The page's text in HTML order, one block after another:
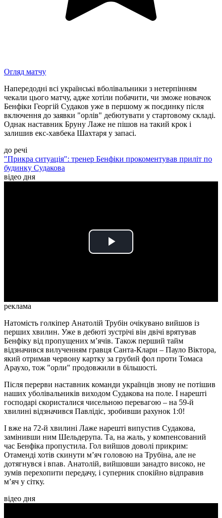
Огляд матчу
Напередодні всі українські вболівальники з нетерпінням
чекали цього матчу, адже хотіли побачити, чи зможе новачок
Бенфіки Георгій Судаков уже в першому ж поєдинку після
включення до заявки "орлів" дебютувати у стартовому складі.
Однак наставник Бруну Лаже не пішов на такий крок і
залишив екс-хавбека Шахтаря у запасі.
до речі
"Прикра ситуація": тренер Бенфіки прокоментував приліт по
будинку Судакова
відео дня
Play
реклама
Натомість голкіпер Анатолій Трубін очікувано вийшов із
перших хвилин. Уже в дебюті зустрічі він двічі врятував
Бенфіку від пропущених м’ячів. Також перший тайм
відзначився вилученням гравця Санта-Клари – Пауло Віктора,
який отримав червону картку за грубий фол проти Томаса
Араухо, тож "орли" продовжили в більшості.
Після перерви наставник команди українців знову не потішив
наших уболівальників виходом Судакова на поле. І нарешті
господарі скористалися чисельною перевагою – на 59-й
хвилині відзначився Павлідіс, зробивши рахунок 1:0!
І вже на 72-й хвилині Лаже нарешті випустив Судакова,
замінивши ним Шельдерупа. Та, на жаль, у компенсований
час Бенфіка пропустила. Гол вийшов доволі прикрим:
Отаменді хотів скинути м’яч головою на Трубіна, але не
дотягнувся і впав. Анатолій, вийшовши занадто високо, не
зумів перехопити передачу, і суперник спокійно відправив
м’яч у сітку.
відео дня